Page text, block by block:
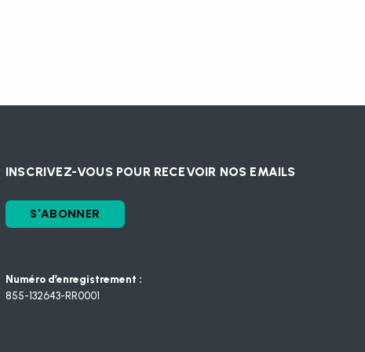
INSCRIVEZ-VOUS POUR RECEVOIR NOS EMAILS
S'ABONNER
Numéro d’enregistrement :
855-132643-RR0001